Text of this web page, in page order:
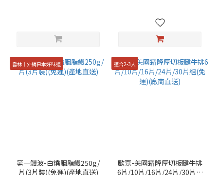
雲林│外銷日本好味道
第一鰻波-白燒胭脂鰻250g/
片(3片裝)(免運)(產地直送)
適合2-3人
歐嘉-美國霜降厚切板腱牛排
6片/10片/16片/24片/30片組